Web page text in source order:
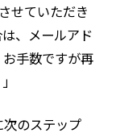
せていただき
、メールアド
手数ですが再
のステップ